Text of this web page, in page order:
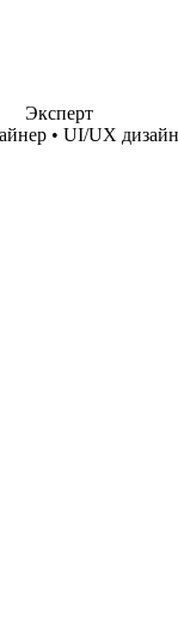
Эксперт
• UI/UX